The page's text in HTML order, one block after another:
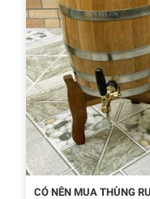
CÓ NÊN MUA THÙNG